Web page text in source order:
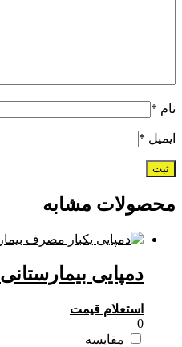
نام *
ایمیل *
محصولات مشابه
دمپایی بیمارستانی
استعلام قیمت
0
مقایسه